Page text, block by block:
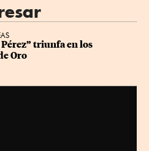
triunfa en los
Oro